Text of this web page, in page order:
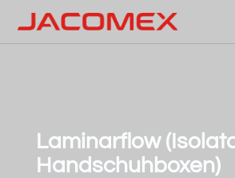
Laminarflow
Handschuhboxen)